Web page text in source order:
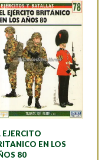
EJERCITO
EN LOS
80